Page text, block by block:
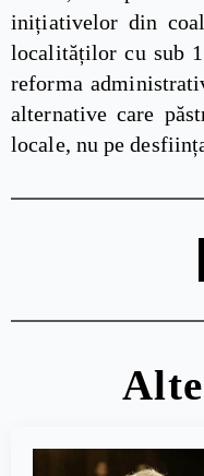
inițiativelor din
localităților cu sub
reforma
alternative care
locale, nu pe